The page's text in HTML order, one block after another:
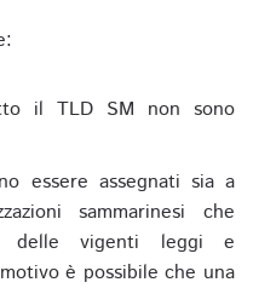
il TLD SM non sono
essere assegnati sia a
sammarinesi che
delle vigenti leggi e
è possibile che una